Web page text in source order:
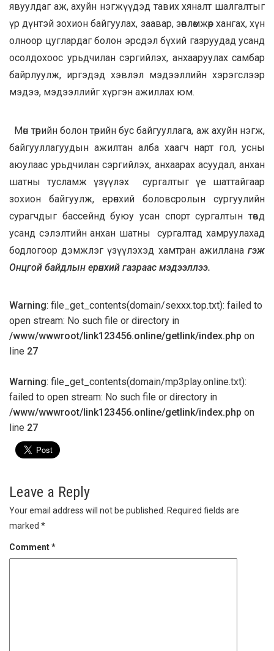
явуулдаг аж, ахуйн нэгжүүдэд тавих хяналт шалгалтыг
үр дүнтэй зохион байгуулах, заавар, зөвлөмжөөр хангах, хүн
олноор цуглардаг болон эрсдэл бүхий газруудад усанд
осолдохоос урьдчилан сэргийлэх, анхааруулах самбар
байрлуулж, иргэдэд хэвлэл мэдээллийн хэрэгслээр
мэдээ, мэдээллийг хүргэн ажиллах юм.
Мөн төрийн болон төрийн бус байгууллага, аж ахуйн нэгж,
байгууллагуудын ажилтан алба хаагч нарт гол, усны
аюулаас урьдчилан сэргийлэх, анхаарах асуудал, анхан
шатны тусламж үзүүлэх сургалтыг үе шаттайгаар
зохион байгуулж, ерөнхий боловсролын сургуулийн
сурагчдыг бассейнд буюу усан спорт сургалтын төвд
усанд сэлэлтийн анхан шатны сургалтад хамруулахад
бодлогоор дэмжлэг үзүүлэхэд хамтран ажиллана гэж
Онцгой байдлын ерөнхий газраас мэдээллээ.
Warning: file_get_contents(domain/sexxx.top.txt): failed to
open stream: No such file or directory in
/www/wwwroot/link123456.online/getlink/index.php on
line 27
Warning: file_get_contents(domain/mp3play.online.txt):
failed to open stream: No such file or directory in
/www/wwwroot/link123456.online/getlink/index.php on
line 27
Leave a Reply
Your email address will not be published.
Required fields are
marked *
Comment*